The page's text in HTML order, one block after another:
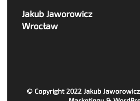
Jakub Jaworowicz
Wrocław
© Copyright 2022 Jakub